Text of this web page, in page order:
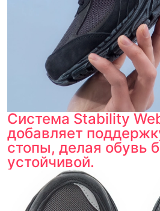
Система Stability
добавляет
стопы, делая обувь
устойчивой.